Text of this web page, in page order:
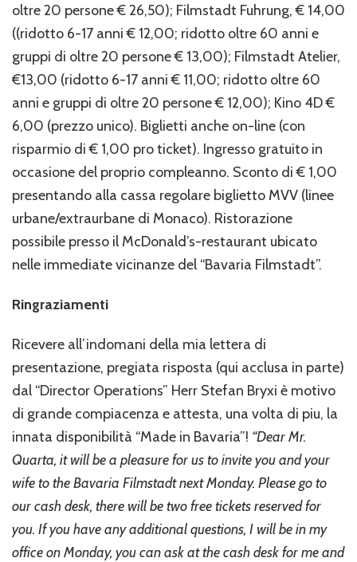
oltre 20 persone € 26,50); Filmstadt Fuhrung, € 14,00
((ridotto 6-17 anni € 12,00; ridotto oltre 60 anni e
gruppi di oltre 20 persone € 13,00); Filmstadt Atelier,
€13,00 (ridotto 6-17 anni € 11,00; ridotto oltre 60
anni e gruppi di oltre 20 persone € 12,00); Kino 4D €
6,00 (prezzo unico). Biglietti anche on-line (con
risparmio di € 1,00 pro ticket). Ingresso gratuito in
occasione del proprio compleanno. Sconto di € 1,00
presentando alla cassa regolare biglietto MVV (linee
urbane/extraurbane di Monaco). Ristorazione
possibile presso il McDonald’s-restaurant ubicato
nelle immediate vicinanze del “Bavaria Filmstadt”.
Ringraziamenti
Ricevere all’indomani della mia lettera di
presentazione, pregiata risposta (qui acclusa in parte)
dal “Director Operations” Herr Stefan Bryxi è motivo
di grande compiacenza e attesta, una volta di piu, la
innata disponibilità “Made in Bavaria”! “Dear Mr.
Quarta, it will be a pleasure for us to invite you and your
wife to the Bavaria Filmstadt next Monday. Please go to
our cash desk, there will be two free tickets reserved for
you. If you have any additional questions, I will be in my
office on Monday, you can ask at the cash desk for me and